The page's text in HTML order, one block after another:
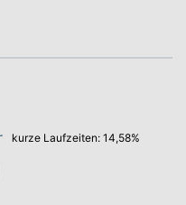
kurze Laufzeiten: 14,58%